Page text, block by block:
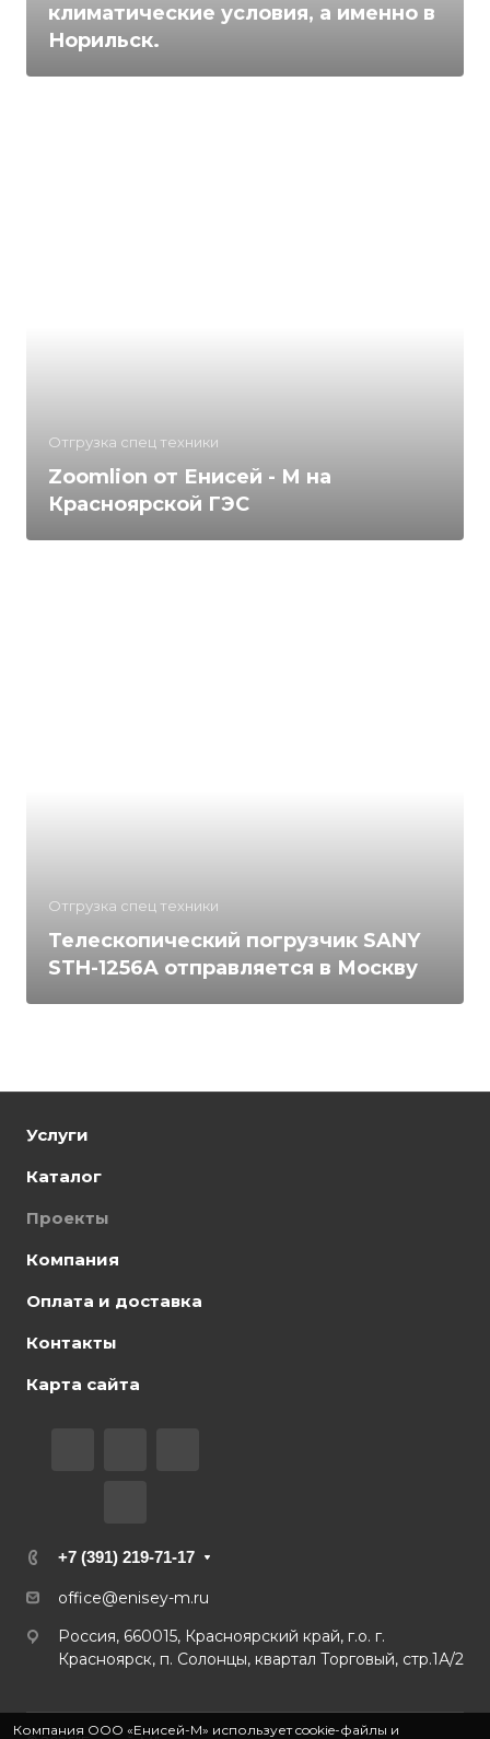
климатические условия, а именно в
Норильск.
Отгрузка спец техники
Zoomlion от Енисей - М на
Красноярской ГЭС
Отгрузка спец техники
Телескопический погрузчик SANY
STH-1256A отправляется в Москву
Услуги
Каталог
Проекты
Компания
Оплата и доставка
Контакты
Карта сайта
+7 (391) 219-71-17
office@enisey-m.ru
Россия, 660015, Красноярский край, г.о. г.
Красноярск, п. Солонцы, квартал Торговый, стр.1А/2
Компания ООО «Енисей-М» использует cookie-файлы и